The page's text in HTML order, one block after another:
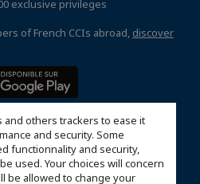
others trackers to ease it
and security. Some
functionnality and security,
used. Your choices will concern
be allowed to change your
exclusive privileges
of French CCIs abroad, discover